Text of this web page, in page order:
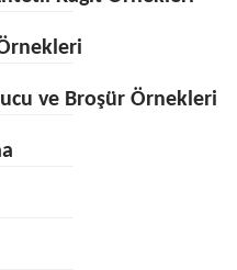
ve Broşür Örnekleri